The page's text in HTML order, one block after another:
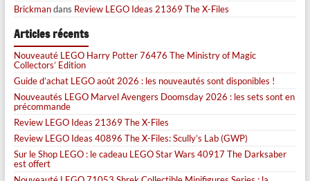
Brickmandans Review LEGO Ideas 21369 The X-Files
Articles récents
Nouveauté LEGO Harry Potter 76476 The Ministry of Magic
Collectors’ Edition
Guide d’achat LEGO août 2026 : les nouveautés sont disponibles !
Nouveautés LEGO Marvel Avengers Doomsday 2026 : les sets sont en
précommande
Review LEGO Ideas 21369 The X-Files
Review LEGO Ideas 40896 The X-Files: Scully’s Lab (GWP)
Sur le Shop LEGO : le cadeau LEGO Star Wars 40917 The Darksaber
est offert